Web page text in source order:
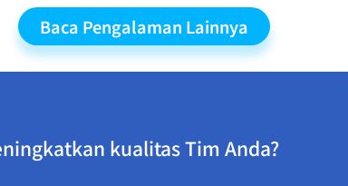
Baca Pengalaman Lainnya
kualitas Tim Anda?